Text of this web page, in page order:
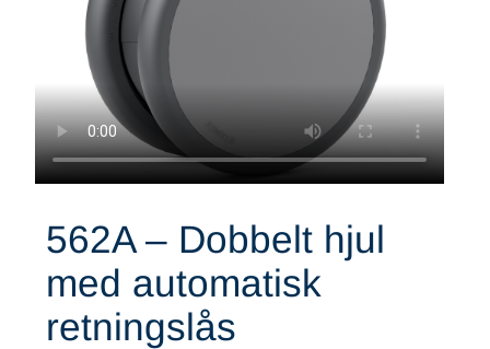
562A – Dobbelt hjul
med automatisk
retningslås